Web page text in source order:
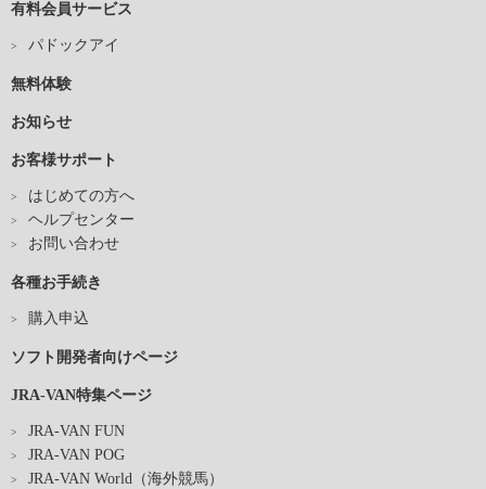
有料会員サービス
パドックアイ
無料体験
お知らせ
お客様サポート
はじめての方へ
ヘルプセンター
お問い合わせ
各種お手続き
購入申込
ソフト開発者向けページ
JRA-VAN特集ページ
JRA-VAN FUN
JRA-VAN POG
JRA-VAN World（海外競馬）